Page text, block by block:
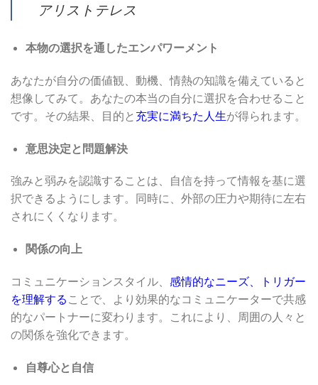
アリストテレス
本物の選択を通したエンパワーメント
あなたが自分の価値観、動機、情熱の知識を備えていると
想像してみて。あなたの本当の自分に選択を合わせること
です。その結果、目的と 充実に満ちた人生が得られます。
意思決定と問題解決
強みと弱みを認識することは、自信を持って情報を基に選
択できるようにします。同時に、外部の圧力や期待に左右
されにくくなります。
関係の向上
コミュニケーションスタイル、 感情的なニーズ、トリガー
を理解する ことで、より効果的なコミュニケーターで共感
的なパートナーに変わります。これにより、周囲の人々と
の関係を強化できます。
自尊心と自信